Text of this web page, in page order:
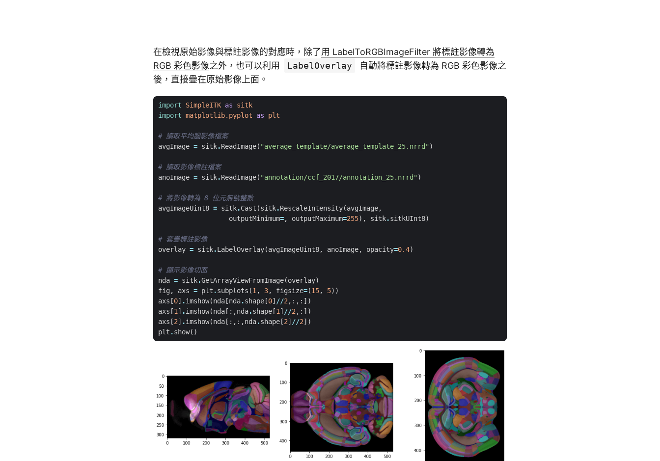
在檢視原始影像與標註影像的對應時，除了用 LabelToRGBImageFilter 將標註影像轉為
RGB 彩色影像之外，也可以利用 LabelOverlay
自動將標註影像轉為 RGB 彩色影像之
後，直接疊在原始影像上面。
import SimpleITK as
sitk
import matplotlib.pyplot as plt
# 讀取平均腦影像檔案
avgImage = sitk.ReadImage( "average_template/average_template_25.nrrd")
# 讀取影像標註檔案
anoImage = sitk.ReadImage( "annotation/ccf_2017/annotation_25.nrrd")
# 將影像轉為 8 位元無號整數
avgImageUint8 = sitk.Cast (sitk.RescaleIntensity(avgImage,
outputMinimum=, outputMaximum=255), sitk.sitkUInt8)
# 套疊標註影像
overlay = sitk.LabelOverlay(avgImageUint8, anoImage, opacity=0.4)
# 顯示影像切面
nda = sitk.GetArrayViewFromImage(overlay)
fig , axs = plt .subplots (1 , 3, figsize=(15, 5))
axs [0] .imshow(nda [nda.shape [0] //2 ,:,:])
axs [1 ] .imshow(nda [:,nda.shape [1 ] //2 ,:])
axs [2] .imshow(nda [:,:,nda.shape [2] //2])
plt .show()